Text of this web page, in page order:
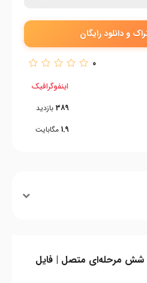
و دانلود رایگان
0
اینفوگرافیک
389 بازدید
1.9 مگابایت
شش مرحله‌ای متصل | فایل